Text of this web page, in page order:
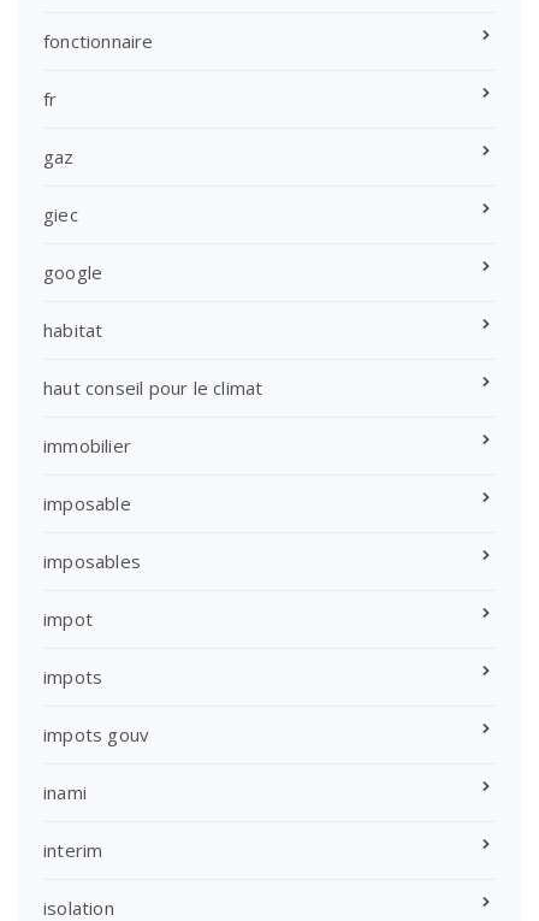
fonctionnaire
fr
gaz
giec
google
habitat
haut conseil pour le climat
immobilier
imposable
imposables
impot
impots
impots gouv
inami
interim
isolation